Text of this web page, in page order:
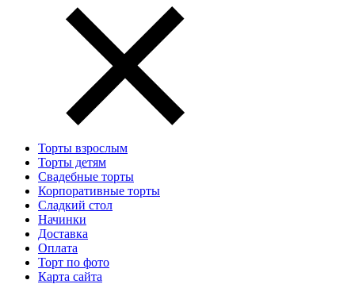
Торты взрослым
Торты детям
Свадебные торты
Корпоративные торты
Сладкий стол
Начинки
Доставка
Оплата
Торт по фото
Карта сайта